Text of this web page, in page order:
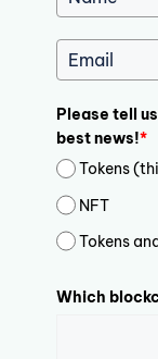
Please tell
best news!*
Tokens
NFT
Tokens
Which